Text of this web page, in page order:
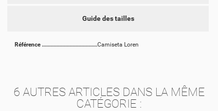
Guide des tailles
Référence Camiseta Loren
6 AUTRES ARTICLES DANS LA MÊME
CATÉGORIE :